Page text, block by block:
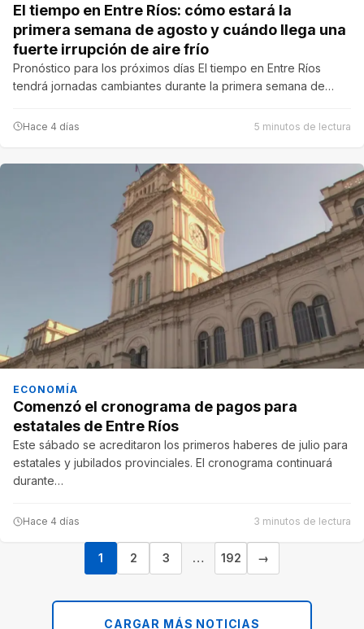
El tiempo en Entre Ríos: cómo estará la
primera semana de agosto y cuándo llega una
fuerte irrupción de aire frío
Pronóstico para los próximos días El tiempo en Entre Ríos
tendrá jornadas cambiantes durante la primera semana de…
Hace 4 días 5 minutos de lectura
ECONOMÍA
Comenzó el cronograma de pagos para
estatales de Entre Ríos
Este sábado se acreditaron los primeros haberes de julio para
estatales y jubilados provinciales. El cronograma continuará
durante…
Hace 4 días 3 minutos de lectura
1 2 3 … 192 →
CARGAR MÁS NOTICIAS